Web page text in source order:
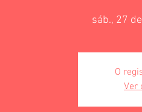
sáb., 27
O
Ver